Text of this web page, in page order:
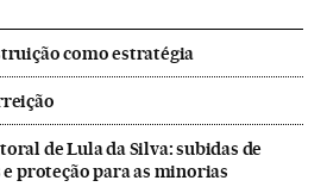
como estratégia
de Lula da Silva: subidas de
proteção para as minorias